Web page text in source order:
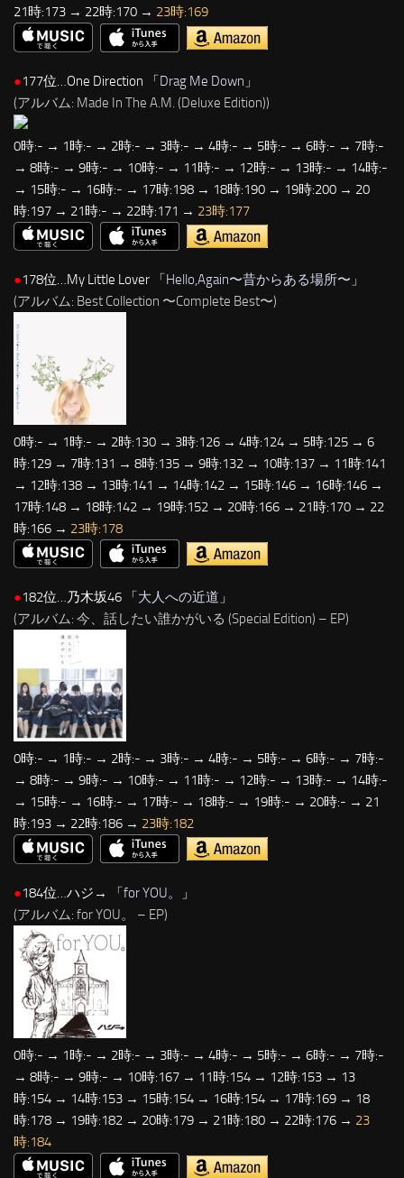
21時:173 → 22時:170 → 23時:169
●177位…One Direction 「Drag Me Down 」
(アルバム: Made In The A.M. (Deluxe Edition))
0時:- → 1時:- → 2時:- → 3時:- → 4時:- → 5時:- → 6時:- → 7時:-
→ 8時:- → 9時:- → 10時:- → 11時:- → 12時:- → 13時:- → 14時:-
→ 15時:- → 16時:- → 17時:198 → 18時:190 → 19時:200 → 20
時:197 → 21時:- → 22時:171 → 23時:177
●178位…My Little Lover 「Hello,Again〜昔からある場所〜 」
(アルバム: Best Collection 〜Complete Best〜)
0時:- → 1時:- → 2時:130 → 3時:126 → 4時:124 → 5時:125 → 6
時:129 → 7時:131 → 8時:135 → 9時:132 → 10時:137 → 11時:141
→ 12時:138 → 13時:141 → 14時:142 → 15時:146 → 16時:146 →
17時:148 → 18時:142 → 19時:152 → 20時:166 → 21時:170 → 22
時:166 → 23時:178
●182位…乃木坂46 「大人への近道 」
(アルバム: 今、話したい誰かがいる (Special Edition) – EP)
0時:- → 1時:- → 2時:- → 3時:- → 4時:- → 5時:- → 6時:- → 7時:-
→ 8時:- → 9時:- → 10時:- → 11時:- → 12時:- → 13時:- → 14時:-
→ 15時:- → 16時:- → 17時:- → 18時:- → 19時:- → 20時:- → 21
時:193 → 22時:186 → 23時:182
●184位…ハジ→ 「for YOU。
」
(アルバム: for YOU。 – EP)
0時:- → 1時:- → 2時:- → 3時:- → 4時:- → 5時:- → 6時:- → 7時:-
→ 8時:- → 9時:- → 10時:167 → 11時:154 → 12時:153 → 13
時:154 → 14時:153 → 15時:154 → 16時:154 → 17時:169 → 18
時:178 → 19時:182 → 20時:179 → 21時:180 → 22時:176 → 23
時:184